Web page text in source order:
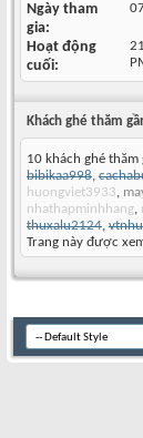
Ngày tham
gia
Hoạt động
cuối
Khách ghé thăm
10 khách ghé thăm
bibikaa998,
huongviet3933,
nhathapminhhang,
thuxalu2124,
Trang này được